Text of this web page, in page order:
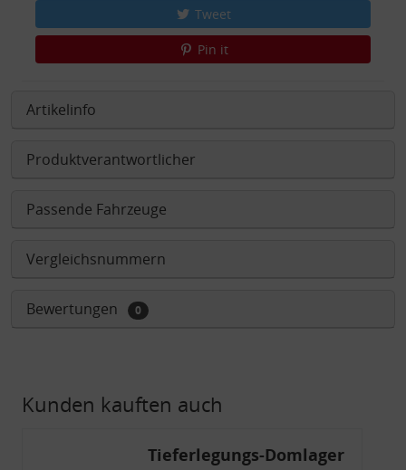
Tweet
Pin it
Artikelinfo
Produktverantwortlicher
Passende Fahrzeuge
Vergleichsnummern
Bewertungen 0
Kunden kauften auch
Tieferlegungs-Domlager